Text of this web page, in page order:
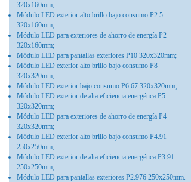
320x160mm;
Módulo LED exterior alto brillo bajo consumo P2.5
320x160mm;
Módulo LED para exteriores de ahorro de energía P2
320x160mm;
Módulo LED para pantallas exteriores P10 320x320mm;
Módulo LED exterior alto brillo bajo consumo P8
320x320mm;
Módulo LED exterior bajo consumo P6.67 320x320mm;
Módulo LED exterior de alta eficiencia energética P5
320x320mm;
Módulo LED para exteriores de ahorro de energía P4
320x320mm;
Módulo LED exterior alto brillo bajo consumo P4.91
250x250mm;
Módulo LED exterior de alta eficiencia energética P3.91
250x250mm;
Módulo LED para pantallas exteriores P2.976 250x250mm.